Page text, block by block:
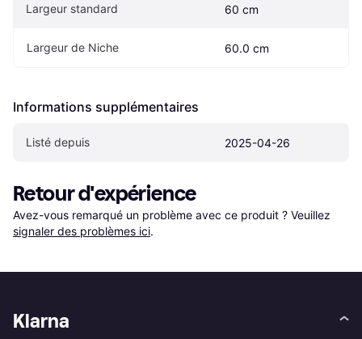
Largeur standard 60 cm
Largeur de Niche 60.0 cm
Informations supplémentaires
Listé depuis 2025-04-26
Retour d'expérience
Avez-vous remarqué un problème avec ce produit ? Veuillez
signaler des problèmes ici.
Klarna